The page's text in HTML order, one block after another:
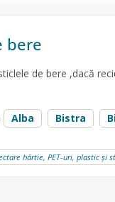
bere
de bere ,dacă
Alba Bistra
hârtie, PET-uri, plastic și